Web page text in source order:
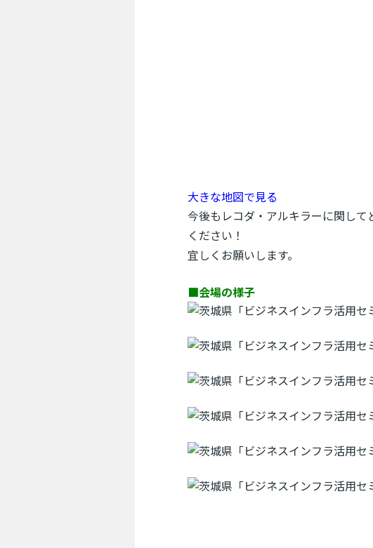
大きな地図で見る
今後もレコダ・アルキラーに関し
ください！
宜しくお願いします。
■会場の様子